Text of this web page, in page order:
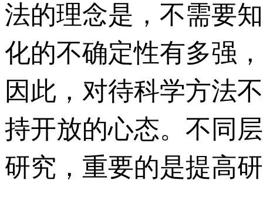
法的理念是，不需要
化的不确定性有多强
因此，对待科学方法
持开放的心态。不同
研究，重要的是提高